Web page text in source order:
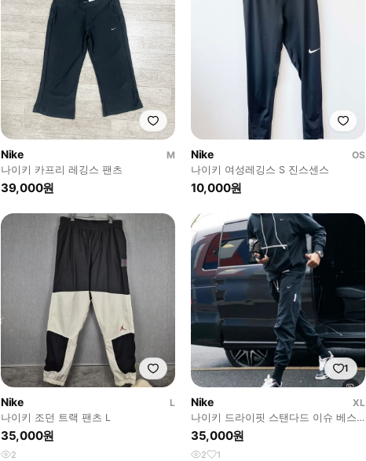
Nike
M
나이키 카프리 레깅스 팬츠
39,000원
Nike
OS
나이키 여성레깅스 S 진스센스
10,000원
Nike
L
나이키 조던 트랙 팬츠 L
35,000원
2
1
Nike
XL
나이키 드라이핏 스탠다드 이슈 베스
킷볼 팬츠 XL
35,000원
2 1